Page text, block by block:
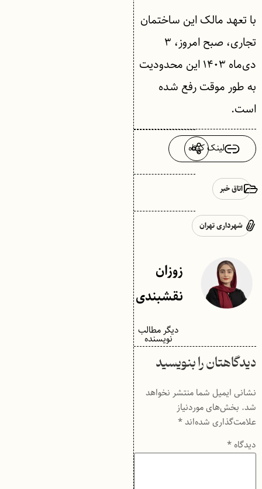
با تعهد مالک این ساختمان
تجاری، صبح امروز، ۳
دی‌ماه ۱۴۰۳ این محدودیت
به طور موقت رفع شده
است.
لینک کوتاه
اتاق خبر
شهرداری تهران
زوزان
نقشبندی
دیگر مطالب
نویسنده
دیدگاهتان را بنویسید
نشانی ایمیل شما منتشر نخواهد
شد. بخش‌های موردنیاز
علامت‌گذاری شده‌اند*
دیدگاه*